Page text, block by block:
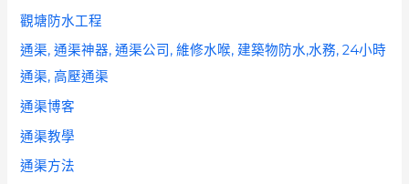
觀塘防水工程
通渠, 通渠神器, 通渠公司, 維修水喉, 建築物防水,水務, 24小時
通渠, 高壓通渠
通渠博客
通渠教學
通渠方法